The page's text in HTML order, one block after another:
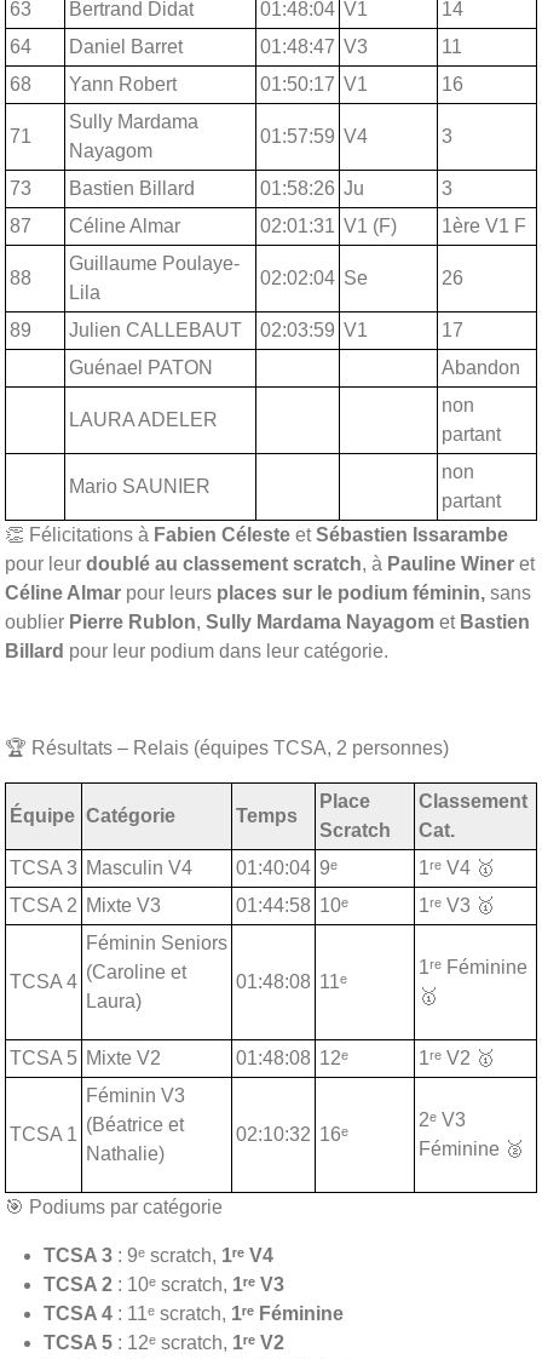
63 Bertrand Didat 01:48:04 V1
14
64
Daniel Barret 01:48:47 V3
11
68
Yann Robert 01:50:17 V1 16
71
Sully Mardama
Nayagom
01:57:59 V4 3
73 Bastien Billard 01:58:26 Ju
3
87
Céline Almar 02:01:31 V1 (F) 1ère V1 F
88
Guillaume Poulaye-
Lila
02:02:04 Se 26
89 Julien CALLEBAUT 02:03:59 V1
17
Guénael PATON
Abandon
LAURA ADELER
non
partant
Mario SAUNIER
non
partant
👏 Félicitations à Fabien Céleste etSébastien Issarambe
pour leur doublé au classement scratch, à Pauline Winer et
Céline Almar pour leurs places sur le podium féminin, sans
oublier Pierre Rublon, Sully Mardama Nayagom et Bastien
Billard pour leur podium dans leur catégorie.
🏆 Résultats – Relais (équipes TCSA, 2 personnes)
Équipe Catégorie Temps
Place
Scratch
Classement
Cat.
TCSA 3 Masculin V4 01:40:04 9ᵉ
1ʳᵉ V4 🥇
TCSA 2 Mixte V3 01:44:58 10ᵉ 1ʳᵉ V3 🥇
TCSA 4
Féminin Seniors
(Caroline et
Laura)
01:48:08 11ᵉ
1ʳᵉ Féminine
🥇
TCSA 5 Mixte V2 01:48:08 12ᵉ 1ʳᵉ V2 🥇
TCSA 1
Féminin V3
(Béatrice et
Nathalie)
02:10:32 16ᵉ
2ᵉ V3
Féminine 🥈
🎯 Podiums par catégorie
TCSA 3 : 9ᵉ scratch, 1ʳᵉ V4
TCSA 2 : 10ᵉ scratch, 1ʳᵉ V3
TCSA 4 : 11ᵉ scratch, 1ʳᵉ Féminine
TCSA 5 : 12ᵉ scratch, 1ʳᵉ V2